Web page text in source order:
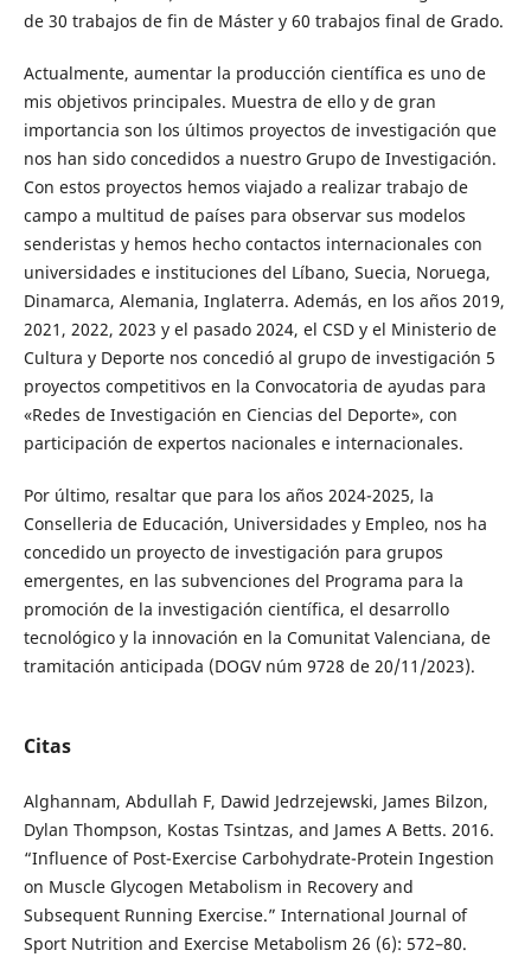
de 30 trabajos de fin de Máster y 60 trabajos final de Grado.
Actualmente, aumentar la producción científica es uno de
mis objetivos principales. Muestra de ello y de gran
importancia son los últimos proyectos de investigación que
nos han sido concedidos a nuestro Grupo de Investigación.
Con estos proyectos hemos viajado a realizar trabajo de
campo a multitud de países para observar sus modelos
senderistas y hemos hecho contactos internacionales con
universidades e instituciones del Líbano, Suecia, Noruega,
Dinamarca, Alemania, Inglaterra. Además, en los años 2019,
2021, 2022, 2023 y el pasado 2024, el CSD y el Ministerio de
Cultura y Deporte nos concedió al grupo de investigación 5
proyectos competitivos en la Convocatoria de ayudas para
«Redes de Investigación en Ciencias del Deporte», con
participación de expertos nacionales e internacionales.
Por último, resaltar que para los años 2024-2025, la
Conselleria de Educación, Universidades y Empleo, nos ha
concedido un proyecto de investigación para grupos
emergentes, en las subvenciones del Programa para la
promoción de la investigación científica, el desarrollo
tecnológico y la innovación en la Comunitat Valenciana, de
tramitación anticipada (DOGV núm 9728 de 20/11/2023).
Citas
Alghannam, Abdullah F, Dawid Jedrzejewski, James Bilzon,
Dylan Thompson, Kostas Tsintzas, and James A Betts. 2016.
“Influence of Post-Exercise Carbohydrate-Protein Ingestion
on Muscle Glycogen Metabolism in Recovery and
Subsequent Running Exercise.” International Journal of
Sport Nutrition and Exercise Metabolism 26 (6): 572–80.